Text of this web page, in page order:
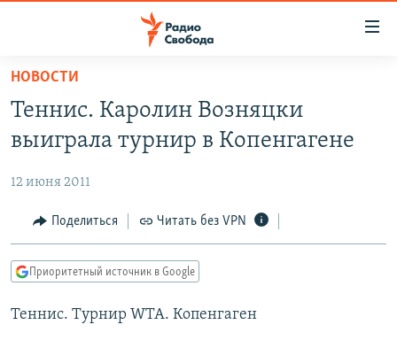
упрощенного
доступа
основному
Вернутся
главной
навигации
Вернутся
АВТОРСКИЕ ПРОЕКТЫ
ЦИТАТЫ СВОБОДЫ
МНЕНИЯ
IDEL.РЕАЛИИ
КАВКАЗ.РЕАЛИИ
НОВОСТИ
Теннис. Каролин Возняцки
выиграла турнир в Копенгагене
12 июня 2011
Поделиться Читать без VPN
Приоритетный источник в Google
Теннис. Турнир WTA. Копенгаген